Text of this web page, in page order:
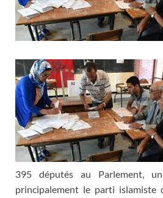
395 députés au Parlement,
principalement le parti islamiste